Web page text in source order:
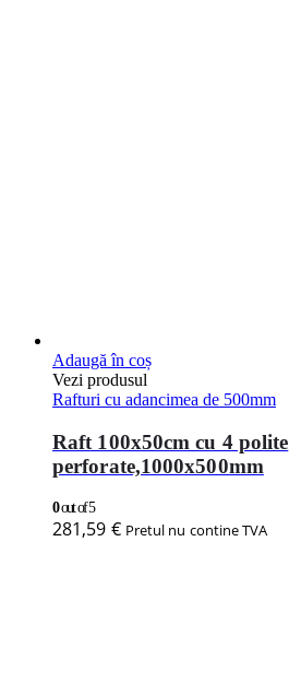
Adaugă în coș
Vezi produsul
Rafturi cu adancimea de 500mm
Raft 100x50cm cu 4 polite
perforate,1000x500mm
0out of 5
281,59 € Pretul nu contine TVA